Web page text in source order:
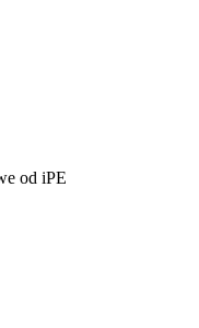
od iPE